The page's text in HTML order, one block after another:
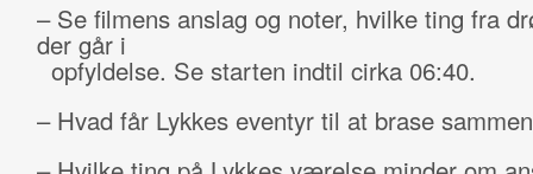
– Se filmens anslag og noter, hvilke ting fra
der går i
opfyldelse. Se starten indtil cirka 06:40.
– Hvad får Lykkes eventyr til at brase